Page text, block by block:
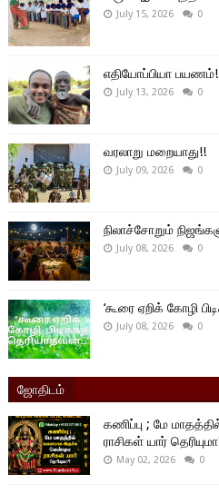
July 15, 2026 0
எதியோப்பியா
July 13, 2026 0
வரலாறு மறையாது!!
July 09, 2026 0
நிலாச்சோறும்
July 08, 2026 0
‘கூரை ஏறிக் கோழி
July 08, 2026 0
ஜோதிடம்
கணிப்பு ; மே
ராசிகள் யார்
May 02, 2026 0